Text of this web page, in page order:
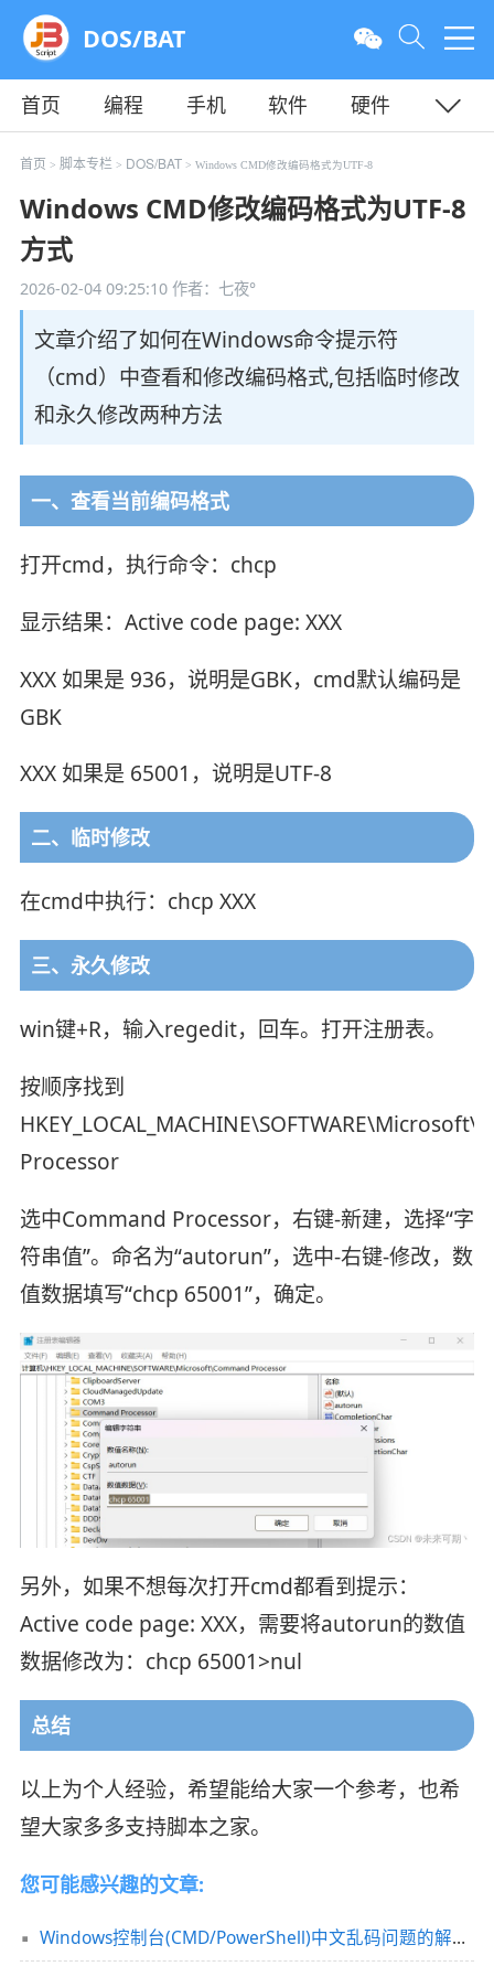
DOS/BAT
首页 编程 手机 软件
硬件
教程
平面 服务器
首页 > 脚本专栏> DOS/BAT > Windows CMD修改编码格式为UTF-8
Windows CMD修改编码格式为UTF-8
方式
2026-02-04 09:25:10作者：七夜°
文章介绍了如何在Windows命令提示符
（cmd）中查看和修改编码格式,包括临时修改
和永久修改两种方法
一、查看当前编码格式
打开cmd，执行命令：chcp
显示结果：Active code page: XXX
XXX 如果是 936，说明是GBK，cmd默认编码是
GBK
XXX 如果是 65001，说明是UTF-8
二、临时修改
在cmd中执行：chcp XXX
三、永久修改
win键+R，输入regedit，回车。打开注册表。
按顺序找到
Processor
选中Command Processor，右键-新建，选择“字
符串值”。命名为“autorun”，选中-右键-修改，数
值数据填写“chcp 65001”，确定。
另外，如果不想每次打开cmd都看到提示：
Active code page: XXX，需要将autorun的数值
数据修改为：chcp 65001>nul
总结
以上为个人经验，希望能给大家一个参考，也希
望大家多多支持脚本之家。
您可能感兴趣的文章:
Windows控制台(CMD/PowerShell)中文乱码问题的解决方法